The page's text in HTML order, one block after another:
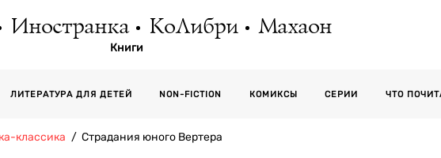
Иностранка КоЛибри Махаон
Книги
ЛИТЕРАТУРА ДЛЯ ДЕТЕЙ NON-FICTION КОМИКСЫ СЕРИИ ЧТО
классика Страдания юного Вертера